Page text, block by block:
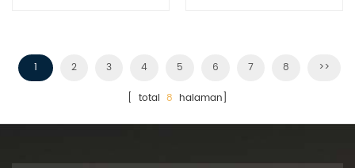
disesuaikan yang
menyediakan kebutuhan
daya seluruh gedung.
terbarukan.
1 2 3 4 5 6 7 8 >>
[ total 8 halaman]